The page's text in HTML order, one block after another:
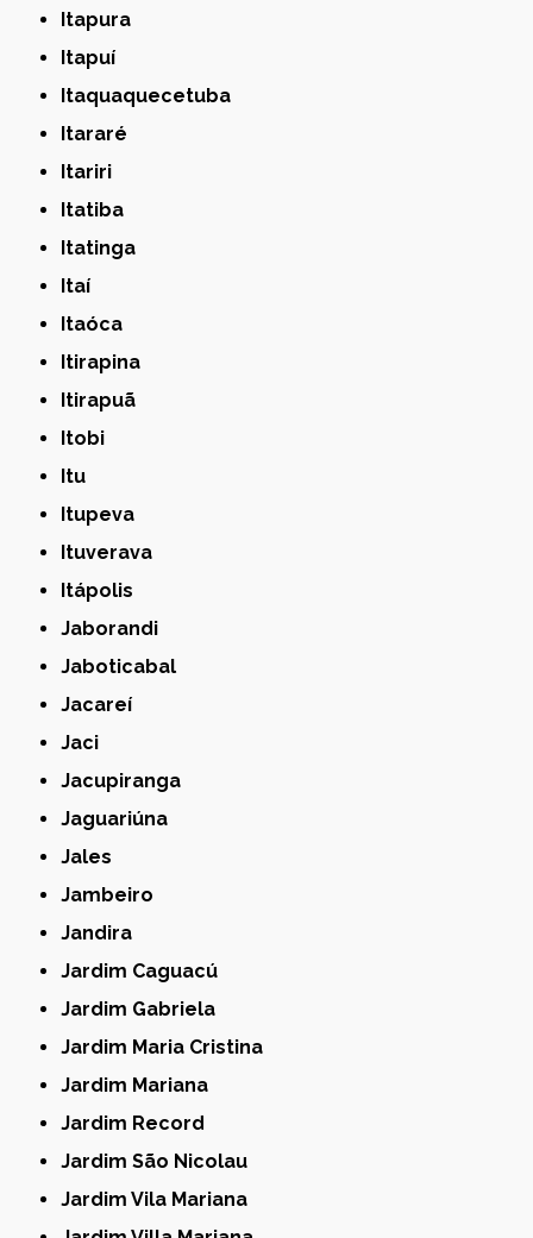
Itapura
Itapuí
Itaquaquecetuba
Itararé
Itariri
Itatiba
Itatinga
Itaí
Itaóca
Itirapina
Itirapuã
Itobi
Itu
Itupeva
Ituverava
Itápolis
Jaborandi
Jaboticabal
Jacareí
Jaci
Jacupiranga
Jaguariúna
Jales
Jambeiro
Jandira
Jardim Caguacú
Jardim Gabriela
Jardim Maria Cristina
Jardim Mariana
Jardim Record
Jardim São Nicolau
Jardim Vila Mariana